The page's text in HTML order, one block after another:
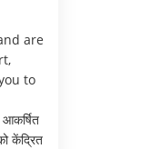
are
to
केंद्रित